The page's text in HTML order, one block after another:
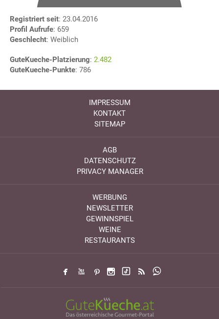
Registriert seit: 23.04.2016
Profil Aufrufe: 659
Geschlecht: Weiblich
GuteKueche-Platzierung: 2.482
GuteKueche-Punkte: 786
IMPRESSUM
KONTAKT
SITEMAP
AGB
DATENSCHUTZ
PRIVACY MANAGER
WERBUNG
NEWSLETTER
GEWINNSPIEL
WEINE
RESTAURANTS